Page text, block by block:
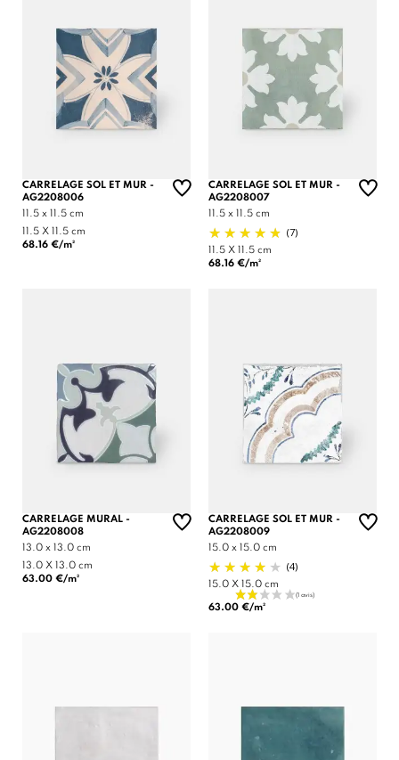
CARRELAGE SOL ET MUR -
AG2208006
11.5 x 11.5 cm
11.5 X 11.5 cm
68.16 €/m²
CARRELAGE SOL ET MUR -
AG2208007
11.5 x 11.5 cm
(7)
11.5 X 11.5 cm
68.16 €/m²
CARRELAGE MURAL -
AG2208008
13.0 x 13.0 cm
13.0 X 13.0 cm
63.00 €/m²
CARRELAGE SOL ET MUR -
AG2208009
15.0 x 15.0 cm
(4)
15.0 X 15.0 cm
63.00 €/m²